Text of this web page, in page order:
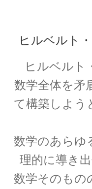
_【赤方偏移
エ
【ハイゼンベルグ
ヒルベルト
ヒルベルト
数学全体を矛
て構築しよう
数学のあらゆ
理的に導き
数学そのもの